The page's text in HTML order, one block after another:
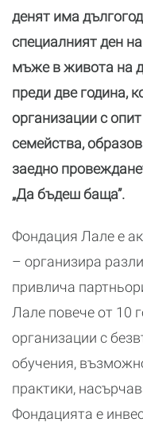
денят има
специалният ден
мъже в живота на
преди две година,
организации с
семейства,
заедно
„Да бъдеш баща”.
Фондация Лале е
– организира
привлича
Лале повече от 10
организации с
обучения,
практики,
Фондацията е